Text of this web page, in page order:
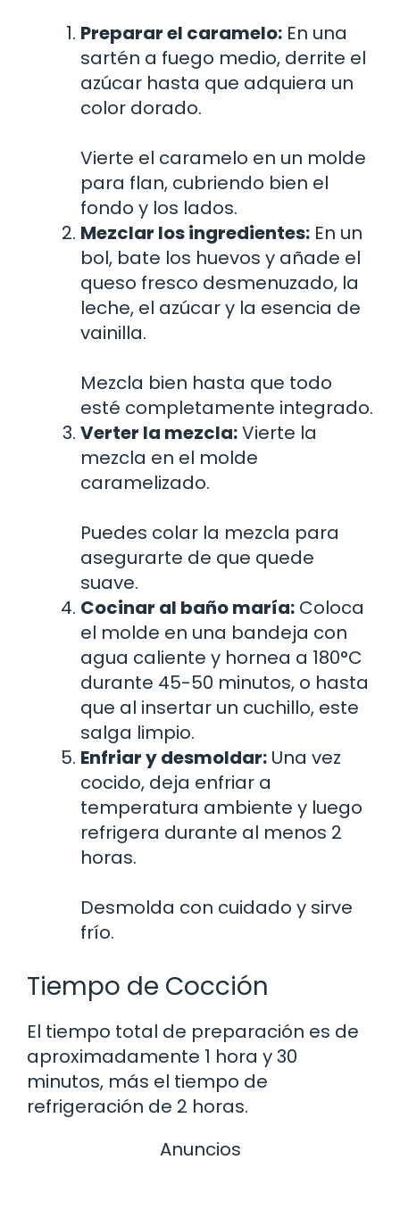
Preparar el caramelo: En una
sartén a fuego medio, derrite el
azúcar hasta que adquiera un
color dorado.
Vierte el caramelo en un molde
para flan, cubriendo bien el
fondo y los lados.
Mezclar los ingredientes: En un
bol, bate los huevos y añade el
queso fresco desmenuzado, la
leche, el azúcar y la esencia de
vainilla.
Mezcla bien hasta que todo
esté completamente integrado.
Verter la mezcla:Vierte la
mezcla en el molde
caramelizado.
Puedes colar la mezcla para
asegurarte de que quede
suave.
Cocinar al baño maría: Coloca
el molde en una bandeja con
agua caliente y hornea a 180°C
durante 45-50 minutos, o hasta
que al insertar un cuchillo, este
salga limpio.
Enfriar y desmoldar: Una vez
cocido, deja enfriar a
temperatura ambiente y luego
refrigera durante al menos 2
horas.
Desmolda con cuidado y sirve
frío.
Tiempo de Cocción
El tiempo total de preparación es de
aproximadamente 1 hora y 30
minutos, más el tiempo de
refrigeración de 2 horas.
Anuncios